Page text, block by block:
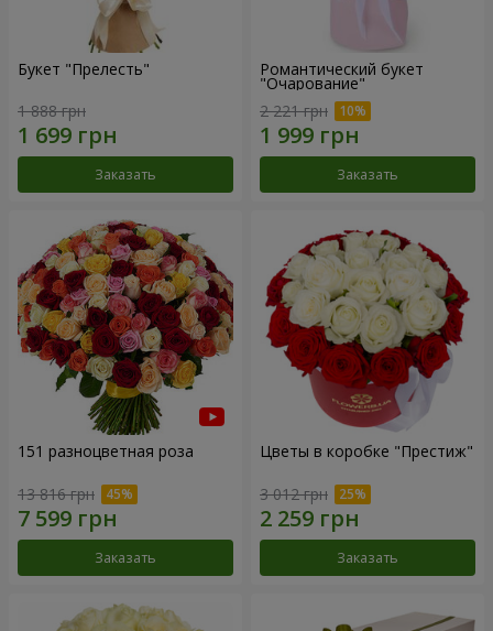
Букет "Прелесть"
1 888 грн
Заказать
Романтический букет
"Очарование"
2 221 грн
Заказать
151 разноцветная роза
13 816 грн
Заказать
Цветы в коробке "Престиж"
3 012 грн
Заказать